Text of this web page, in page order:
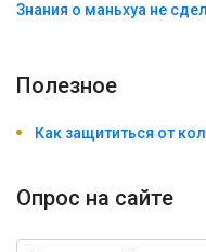
Знания о маньхуа не
Полезноe
Как защититься от
Опрос на сайте